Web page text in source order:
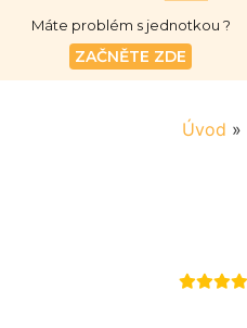
Máte problém s jednotkou ?
ZAČNĚTE ZDE
Úvod »